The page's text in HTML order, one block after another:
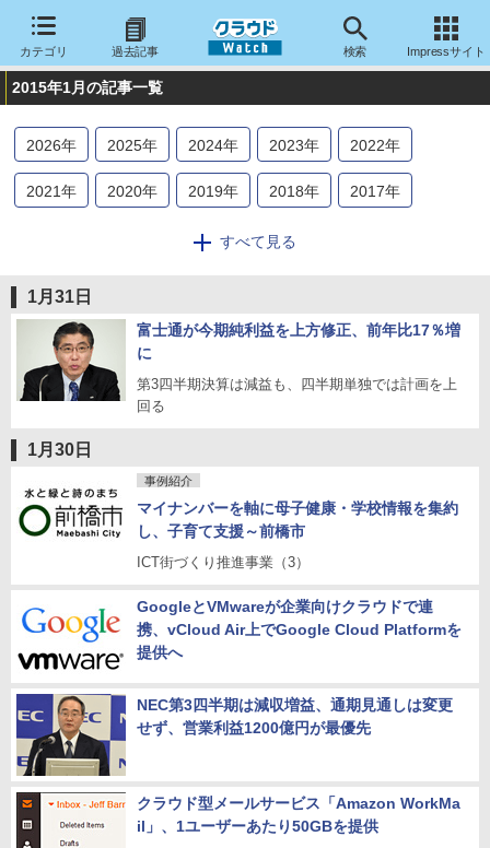
カテゴリ 過去記事 検索 Impressサイト
2015年1月の記事一覧
2026年 2025年 2024年 2023年 2022年
2021年 2020年 2019年 2018年 2017年
2014年 2013
2006年 2005年 2004年
すべて見る
1月31日
富士通が今期純利益を上方修正、前年比17％増
に
第3四半期決算は減益も、四半期単独では計画を上
回る
1月30日
事例紹介
マイナンバーを軸に母子健康・学校情報を集約
し、子育て支援～前橋市
ICT街づくり推進事業（3）
GoogleとVMwareが企業向けクラウドで連
携、vCloud Air上でGoogle Cloud Platformを
提供へ
NEC第3四半期は減収増益、通期見通しは変更
せず、営業利益1200億円が最優先
クラウド型メールサービス「Amazon WorkMa
il」、1ユーザーあたり50GBを提供